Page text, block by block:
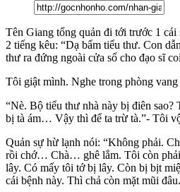
Tên Giang tổng quản đi tới trước 1
2 tiếng kêu: “Dạ bẩm tiểu thư. Con
thư ra đứng ngoài cửa sổ cho đạo sĩ
Tôi giật mình. Nghe trong phòng vang
“Nè. Bộ tiểu thư nhà này bị điên sao?
bị tà ám… Vậy thì để ta trừ tà.”- Tôi
Quản sự hừ lạnh nói: “Không phải.
rồi chớ… Chà… ghê lắm. Tôi còn
lây. Có mấy tôi tớ bị lây. Còn bị bịt
cái bệnh này. Thì chả còn mặt mũi